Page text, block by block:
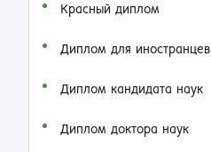
Красный диплом
Диплом для иностранцев
Диплом кандидата наук
Диплом доктора наук